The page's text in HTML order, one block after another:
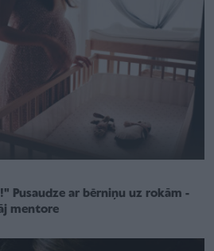
Pusaudze ar bērniņu uz rokām -
mentore